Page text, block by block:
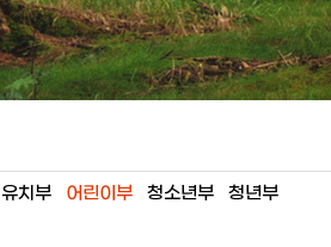
유치부 어린이부 청소년부
청년부